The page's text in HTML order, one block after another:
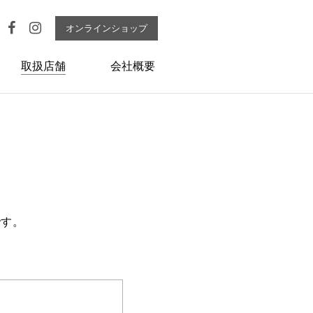
取扱店舗 会社概要
オンラインショップ
。